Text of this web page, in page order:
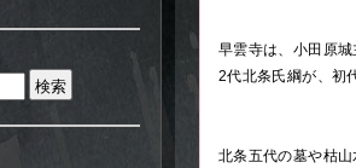
早雲寺は、小田原城
2代北条氏綱が、初
北条五代の墓や枯